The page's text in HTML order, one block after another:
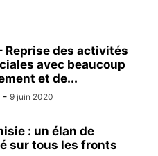
Reprise des activités
avec beaucoup
et de...
- 9 juin 2020
: un élan de
sur tous les fronts